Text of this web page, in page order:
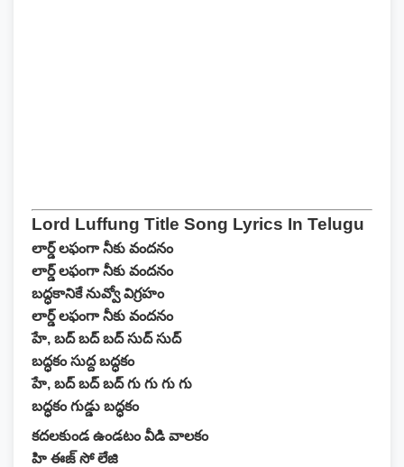
Lord Luffung Title Song Lyrics In Telugu
లార్డ్ లఫంగా నీకు వందనం
లార్డ్ లఫంగా నీకు వందనం
బద్ధకానికే నువ్వో విగ్రహం
లార్డ్ లఫంగా నీకు వందనం
హే, బద్ బద్ బద్ సుద్ సుద్
బద్ధకం సుద్ద బద్ధకం
హే, బద్ బద్ బద్ గు గు గు గు
బద్ధకం గుడ్డు బద్ధకం
కదలకుండ ఉండటం వీడి వాలకం
హి ఈజ్ సో లేజి